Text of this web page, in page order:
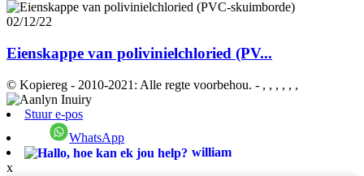
02/12/22
Eienskappe van polivinielchloried (PV...
© Kopiereg - 2010-2021: Alle regte voorbehou. - , , , , , ,
Stuur e-pos
WhatsApp
william
x